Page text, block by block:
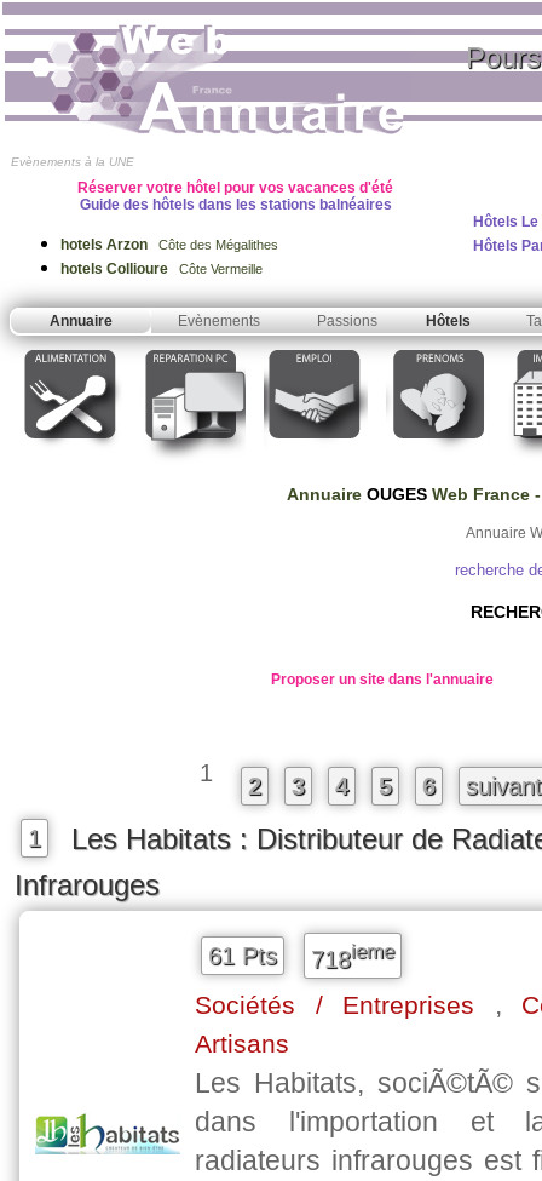
Evènements à la UNE
Réserver votre hôtel pour vos vacances d'été
Guide des hôtels dans les stations balnéaires
hotels Arzon Côte des Mégalithes
hotels Collioure Côte Vermeille
Hôtels
Hôtels
Annuaire Evènements Passions Hôtels
Annuaire OUGESWeb France-
Annuaire
recherche
Proposer un site dans l'annuaire
1 2 3 4 5 6
1
Les Habitats : Distributeur de
Infrarouges
61 Pts 718ieme
Sociétés / Entreprises ,
Artisans
Les Habitats, sociÃ©tÃ©
dans l'importation et
radiateurs infrarouges est